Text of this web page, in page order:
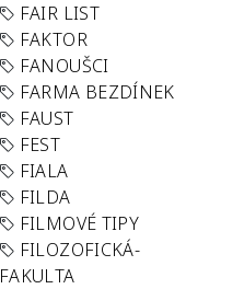
FAIR LIST
FAKTOR
FANOUŠCI
FARMA BEZDÍNEK
FAUST
FEST
FIALA
FILDA
FILMOVÉ TIPY
FILOZOFICKÁ-
FAKULTA